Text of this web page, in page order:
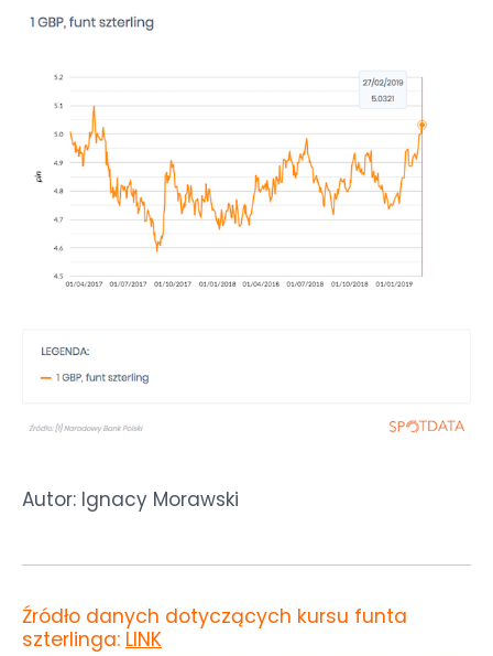
Autor: Ignacy Morawski
Źródło danych dotyczących kursu funta
szterlinga: LINK